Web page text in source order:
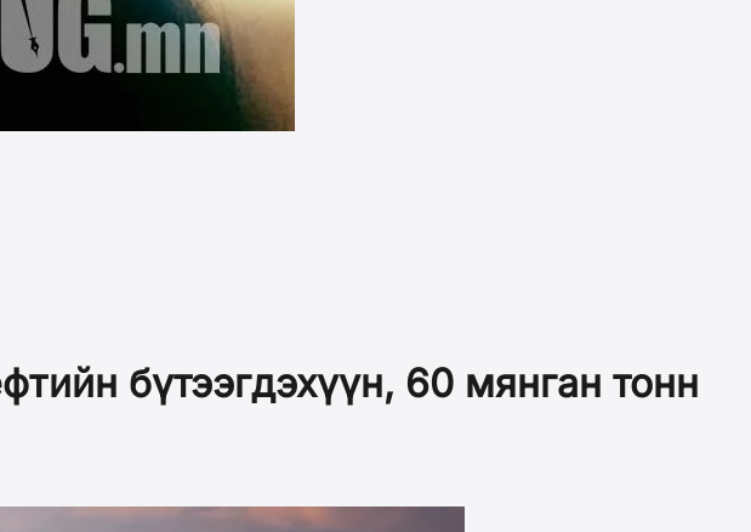
бүтээгдэхүүн, 60 мянган тонн